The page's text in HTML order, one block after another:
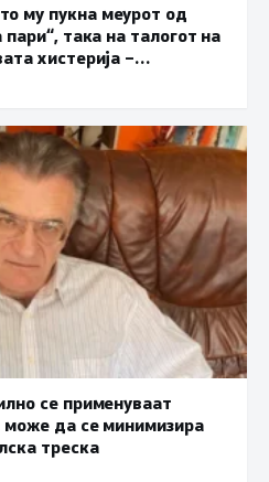
му пукна меурот од
така на талогот на
хистерија –
предлог
се применуваат
да се минимизира
треска